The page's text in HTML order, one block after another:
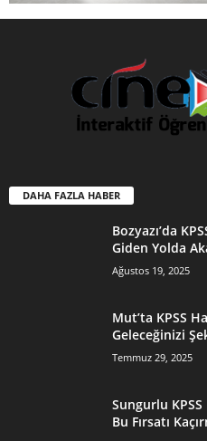
DAHA FAZLA HABER
Bozyazı’da
Giden Yolda
Ağustos 19, 2025
Mut’ta KPSS
Geleceğinizi
Temmuz 29, 2025
Sungurlu
Bu Fırsatı